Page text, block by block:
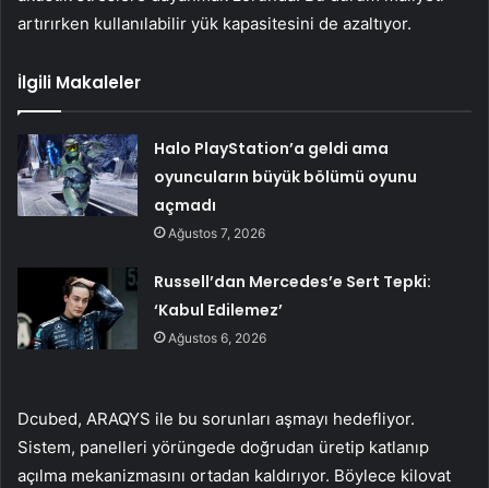
artırırken kullanılabilir yük kapasitesini de azaltıyor.
İlgili Makaleler
Halo PlayStation’a geldi ama
oyuncuların büyük bölümü oyunu
açmadı
Ağustos 7, 2026
Russell’dan Mercedes’e Sert Tepki:
‘Kabul Edilemez’
Ağustos 6, 2026
Dcubed, ARAQYS ile bu sorunları aşmayı hedefliyor.
Sistem, panelleri yörüngede doğrudan üretip katlanıp
açılma mekanizmasını ortadan kaldırıyor. Böylece kilovat